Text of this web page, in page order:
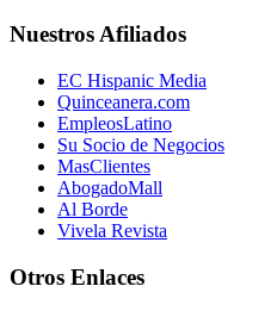
Nuestros Afiliados
EC Hispanic Media
Quinceanera.com
EmpleosLatino
Su Socio de Negocios
MasClientes
AbogadoMall
Al Borde
Vivela Revista
Otros Enlaces